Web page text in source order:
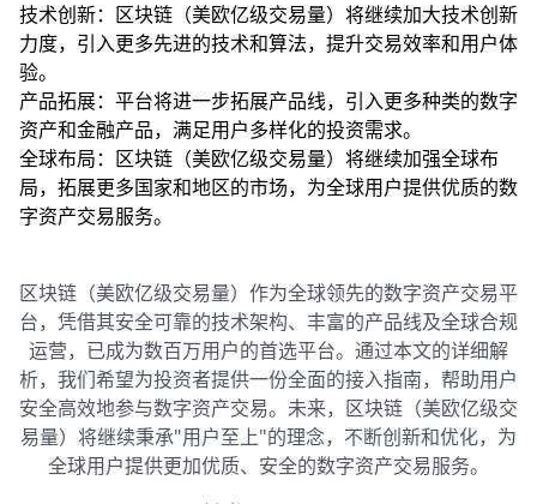
技术创新：区块链（美欧亿级交易量）将继续加大技术创新
力度，引入更多先进的技术和算法，提升交易效率和用户体
验。
产品拓展：平台将进一步拓展产品线，引入更多种类的数字
资产和金融产品，满足用户多样化的投资需求。
全球布局：区块链（美欧亿级交易量）将继续加强全球布
局，拓展更多国家和地区的市场，为全球用户提供优质的数
字资产交易服务。
区块链（美欧亿级交易量）作为全球领先的数字资产交易平
台，凭借其安全可靠的技术架构、丰富的产品线及全球合规
运营，已成为数百万用户的首选平台。通过本文的详细解
析，我们希望为投资者提供一份全面的接入指南，帮助用户
安全高效地参与数字资产交易。未来，区块链（美欧亿级交
易量）将继续秉承"用户至上"的理念，不断创新和优化，为
全球用户提供更加优质、安全的数字资产交易服务。